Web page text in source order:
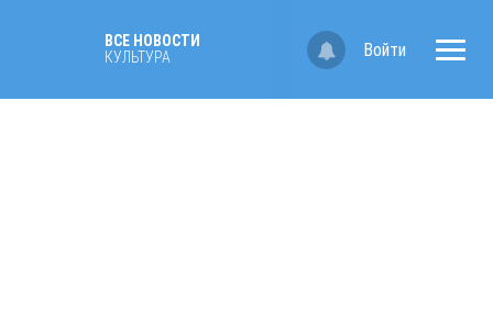
ВСЕ НОВОСТИ
КУЛЬТУРА
Войти